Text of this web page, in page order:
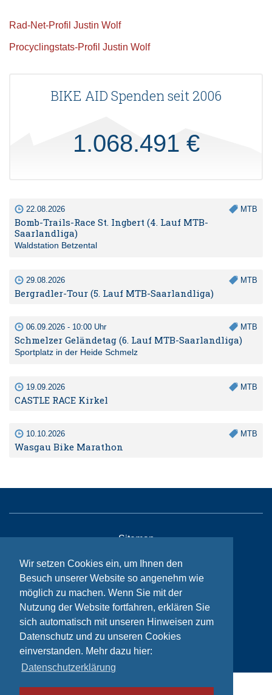
Wir setzen Cookies ein, um Ihnen den
Besuch unserer Website so angenehm wie
möglich zu machen. Wenn Sie mit der
Nutzung der Website fortfahren, erklären Sie
sich automatisch mit unseren Hinweisen zum
Datenschutz und zu unseren Cookies
einverstanden. Mehr dazu hier:
Datenschutzerklärung
Rad-Net-Profil Justin Wolf
Procyclingstats-Profil Justin Wolf
BIKE AID Spenden seit 2006
1.068.491 €
22.08.2026 MTB
Bomb-Trails-Race St. Ingbert (4. Lauf MTB-
Saarlandliga)
Waldstation Betzental
29.08.2026 MTB
Bergradler-Tour (5. Lauf MTB-Saarlandliga)
06.09.2026 - 10:00 Uhr MTB
Schmelzer Geländetag (6. Lauf MTB-Saarlandliga)
Sportplatz in der Heide Schmelz
19.09.2026 MTB
CASTLE RACE Kirkel
10.10.2026 MTB
Wasgau Bike Marathon
Sitemap
Kontakt
Impressum
© Bikeaid 2026